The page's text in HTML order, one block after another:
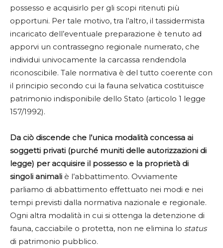
possesso e acquisirlo per gli scopi ritenuti più
opportuni. Per tale motivo, tra l’altro, il tassidermista
incaricato dell’eventuale preparazione è tenuto ad
apporvi un contrassegno regionale numerato, che
individui univocamente la carcassa rendendola
riconoscibile. Tale normativa è del tutto coerente con
il principio secondo cui la fauna selvatica costituisce
patrimonio indisponibile dello Stato (articolo 1 legge
157/1992).
Da ciò discende che l’unica modalità concessa ai
soggetti privati (purché muniti delle autorizzazioni di
legge) per acquisire il possesso e la proprietà di
singoli animali è l’abbattimento. Ovviamente
parliamo di abbattimento effettuato nei modi e nei
tempi previsti dalla normativa nazionale e regionale.
Ogni altra modalità in cui si ottenga la detenzione di
fauna, cacciabile o protetta, non ne elimina lo status
di patrimonio pubblico.